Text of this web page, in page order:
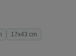
17x43 cm